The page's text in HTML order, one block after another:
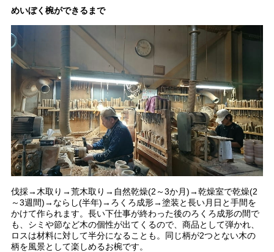
めいぼく椀ができるまで
伐採→木取り→荒木取り→自然乾燥(2～3か月)→乾燥室で乾燥(2
～3週間)→ならし(半年)→ろくろ成形→塗装と長い月日と手間を
かけて作られます。長い下仕事が終わった後のろくろ成形の間で
も、シミや節など木の個性が出てくるので、商品として弾かれ、
ロスは材料に対して半分になることも。同じ柄が2つとない木の
柄を風景として楽しめるお椀です。